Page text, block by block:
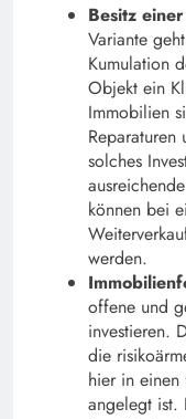
Besitz
Variante
Kumulation
Objekt ein
Immobilien
solches
können bei
werden.
offene und
investieren.
die
hier in einen
angelegt ist.